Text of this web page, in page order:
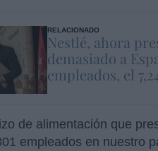
RELACIONADO
Nestlé, ahora
demasiado a
empleados, el
de alimentación que
empleados en nuestro